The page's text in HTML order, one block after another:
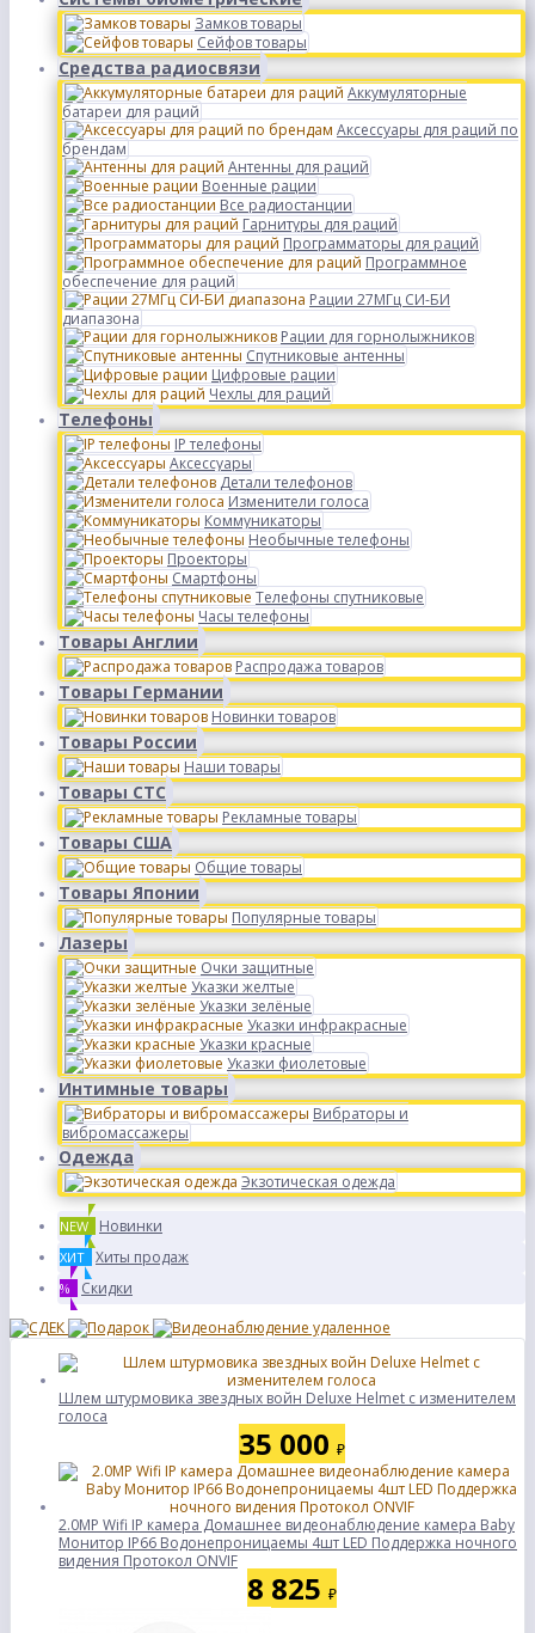
Замков товары
Сейфов товары
Средства радиосвязи
Аккумуляторные
батареи для раций
Аксессуары для раций по
брендам
Антенны для раций
Военные рации
Все радиостанции
Гарнитуры для раций
Программаторы для раций
Программное
обеспечение для раций
Рации 27МГц СИ-БИ
диапазона
Рации для горнолыжников
Спутниковые антенны
Цифровые рации
Чехлы для раций
Телефоны
IP телефоны
Аксессуары
Детали телефонов
Изменители голоса
Коммуникаторы
Необычные телефоны
Проекторы
Смартфоны
Телефоны спутниковые
Часы телефоны
Товары Англии
Распродажа товаров
Товары Германии
Новинки товаров
Товары России
Наши товары
Товары СТС
Рекламные товары
Товары США
Общие товары
Товары Японии
Популярные товары
Лазеры
Очки защитные
Указки желтые
Указки зелёные
Указки инфракрасные
Указки красные
Указки фиолетовые
Интимные товары
Вибраторы и
вибромассажеры
Одежда
Экзотическая одежда
NEW Новинки
ХИТ Хиты продаж
% Скидки
Шлем штурмовика звездных войн Deluxe Helmet с изменителем
голоса
35 000 ₽
2.0MP Wifi IP камера Домашнее видеонаблюдение камера Baby
Монитор IP66 Водонепроницаемы 4шт LED Поддержка ночного
видения Протокол ONVIF
8 825 ₽